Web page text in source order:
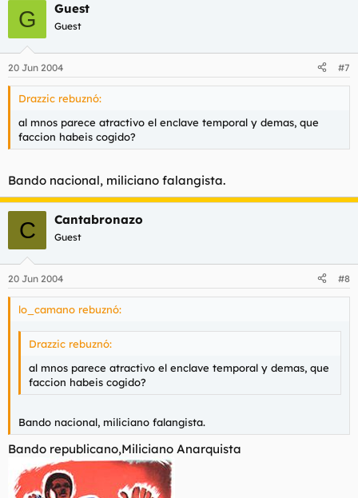
G Guest
Guest
20 Jun 2004 #7
Drazzic rebuznó:
al mnos parece atractivo el enclave temporal y demas, que
faccion habeis cogido?
Bando nacional, miliciano falangista.
C Cantabronazo
Guest
20 Jun 2004 #8
lo_camano rebuznó:
Drazzic rebuznó:
al mnos parece atractivo el enclave temporal y demas, que
faccion habeis cogido?
Bando nacional, miliciano falangista.
Bando republicano,Miliciano Anarquista